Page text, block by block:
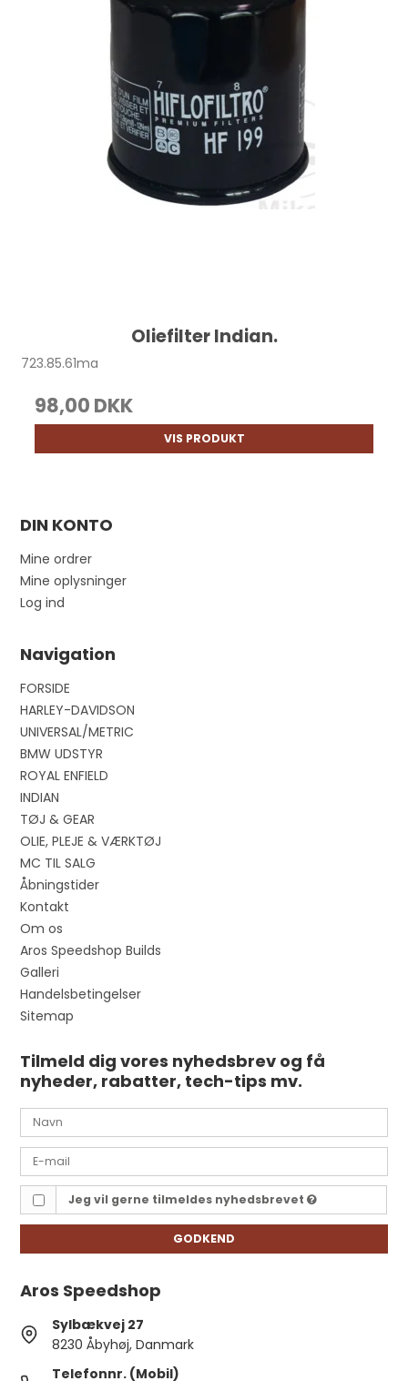
Oliefilter Indian.
723.85.61ma
98,00 DKK
VIS PRODUKT
DIN KONTO
Mine ordrer
Mine oplysninger
Log ind
Navigation
FORSIDE
HARLEY-DAVIDSON
UNIVERSAL/METRIC
BMW UDSTYR
ROYAL ENFIELD
INDIAN
TØJ & GEAR
OLIE, PLEJE & VÆRKTØJ
MC TIL SALG
Åbningstider
Kontakt
Om os
Aros Speedshop Builds
Galleri
Handelsbetingelser
Sitemap
Tilmeld dig vores nyhedsbrev og få
nyheder, rabatter, tech-tips mv.
Jeg vil gerne tilmeldes nyhedsbrevet
GODKEND
Aros Speedshop
Sylbækvej 27
8230 Åbyhøj, Danmark
Telefonnr. (Mobil)